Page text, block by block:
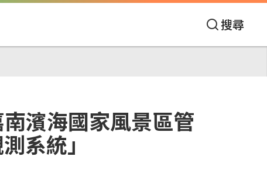
搜尋
濱海國家風景區管
系統」